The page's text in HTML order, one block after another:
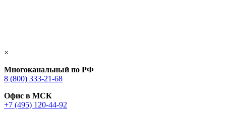
×
Многоканальный по РФ
8 (800) 333‑21-68
Офис в МСК
+7 (495) 120-44-92